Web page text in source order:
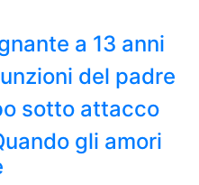
a 13 anni
del padre
sotto attacco
gli amori